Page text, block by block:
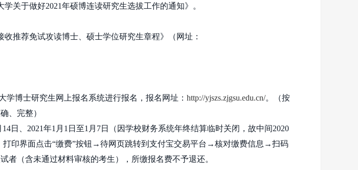
学关于做好2021年硕博连读研究生选拔工作的通知》。
收推荐免试攻读博士、硕士学位研究生章程》（网址：
学博士研究生网上报名系统进行报名，报名网址： http://yjszs.zjgsu.edu.cn/。（按
、完整）
14日、 2021年1 月 1 日至1 月 7日（因学校财务系统年终结算临时关闭，故中间2020
打印界面点击“缴费”按钮→待网页跳转到支付宝交易平台→核对缴费信息→扫码
（含未通过材料审核的考生），所缴报名费不予退还。